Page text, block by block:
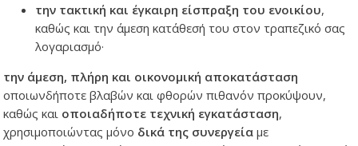
την τακτική και έγκαιρη είσπραξη του ενοικίου,
καθώς και την άμεση κατάθεσή του στον τραπεζικό σας
λογαριασμό·
την άμεση, πλήρη και οικονομική αποκατάσταση
οποιωνδήποτε βλαβών και φθορών πιθανόν προκύψουν,
καθώς και οποιαδήποτε τεχνική εγκατάσταση,
χρησιμοποιώντας μόνο δικά της συνεργεία με